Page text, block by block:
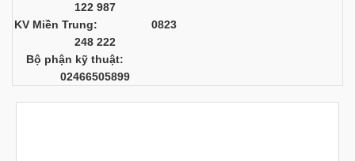
122 987
KV Miền Trung: 0823
248 222
Bộ phận kỹ thuật:
02466505899